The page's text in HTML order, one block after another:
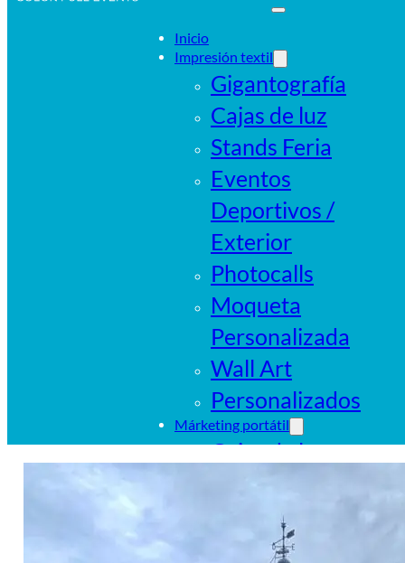
Inicio
Impresión textil
Gigantografía
Cajas de luz
Stands Feria
Eventos
Deportivos /
Exterior
Photocalls
Moqueta
Personalizada
Wall Art
Personalizados
Márketing portátil
Cajas de luz
portátiles
Sistemas
tubulares